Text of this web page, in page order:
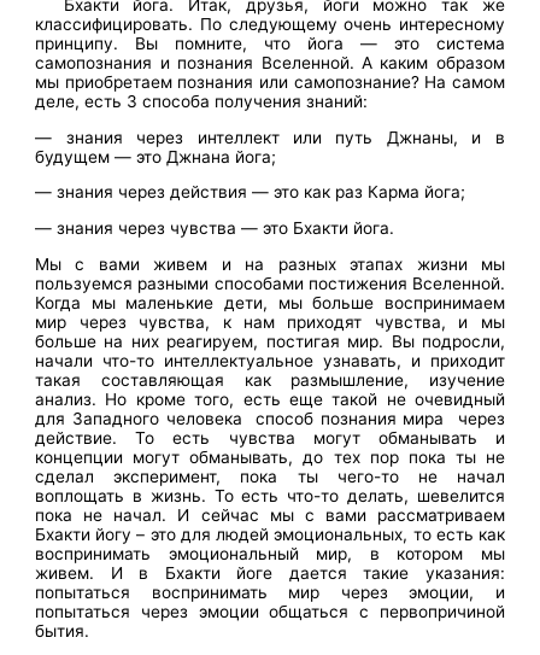
Бхакти йога. Итак, друзья, йоги можно так же
классифицировать. По следующему очень интересному
принципу. Вы помните, что йога — это система
самопознания и познания Вселенной. А каким образом
мы приобретаем познания или самопознание? На самом
деле, есть 3 способа получения знаний:
— знания через интеллект или путь Джнаны, и в
будущем — это Джнана йога;
— знания через действия — это как раз Карма йога;
— знания через чувства — это Бхакти йога.
Мы с вами живем и на разных этапах жизни мы
пользуемся разными способами постижения Вселенной.
Когда мы маленькие дети, мы больше воспринимаем
мир через чувства, к нам приходят чувства, и мы
больше на них реагируем, постигая мир. Вы подросли,
начали что-то интеллектуальное узнавать, и приходит
такая составляющая как размышление, изучение
анализ. Но кроме того, есть еще такой не очевидный
для Западного человека способ познания мира через
действие. То есть чувства могут обманывать и
концепции могут обманывать, до тех пор пока ты не
сделал эксперимент, пока ты чего-то не начал
воплощать в жизнь. То есть что-то делать, шевелится
пока не начал. И сейчас мы с вами рассматриваем
Бхакти йогу – это для людей эмоциональных, то есть как
воспринимать эмоциональный мир, в котором мы
живем. И в Бхакти йоге дается такие указания:
попытаться воспринимать мир через эмоции, и
попытаться через эмоции общаться с первопричиной
бытия.